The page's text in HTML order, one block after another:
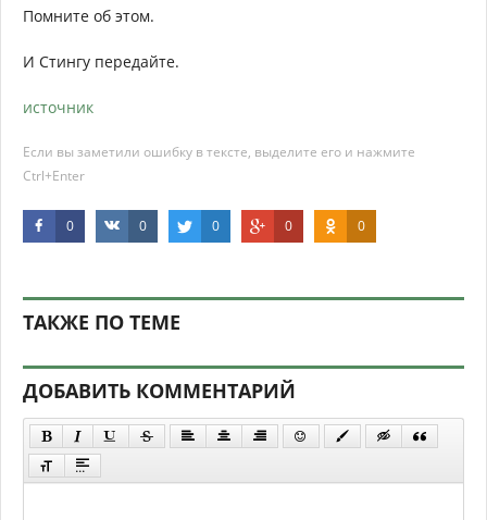
Помните об этом.
И Стингу передайте.
источник
Если вы заметили ошибку в тексте, выделите его и нажмите
Ctrl+Enter
0 0 0 0 0
ТАКЖЕ ПО ТЕМЕ
ДОБАВИТЬ КОММЕНТАРИЙ